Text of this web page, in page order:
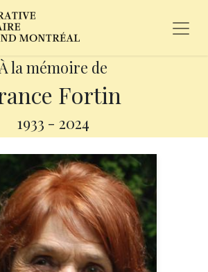
À la mémoire de
Fortin
1933 - 2024